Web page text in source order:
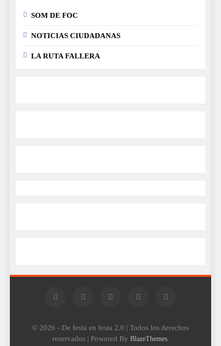
SOM DE FOC
NOTICIAS CIUDADANAS
LA RUTA FALLERA
© 2026 - De festa en festa 2.0 | Todos los derechos
reservados | Powered By BlazeThemes.